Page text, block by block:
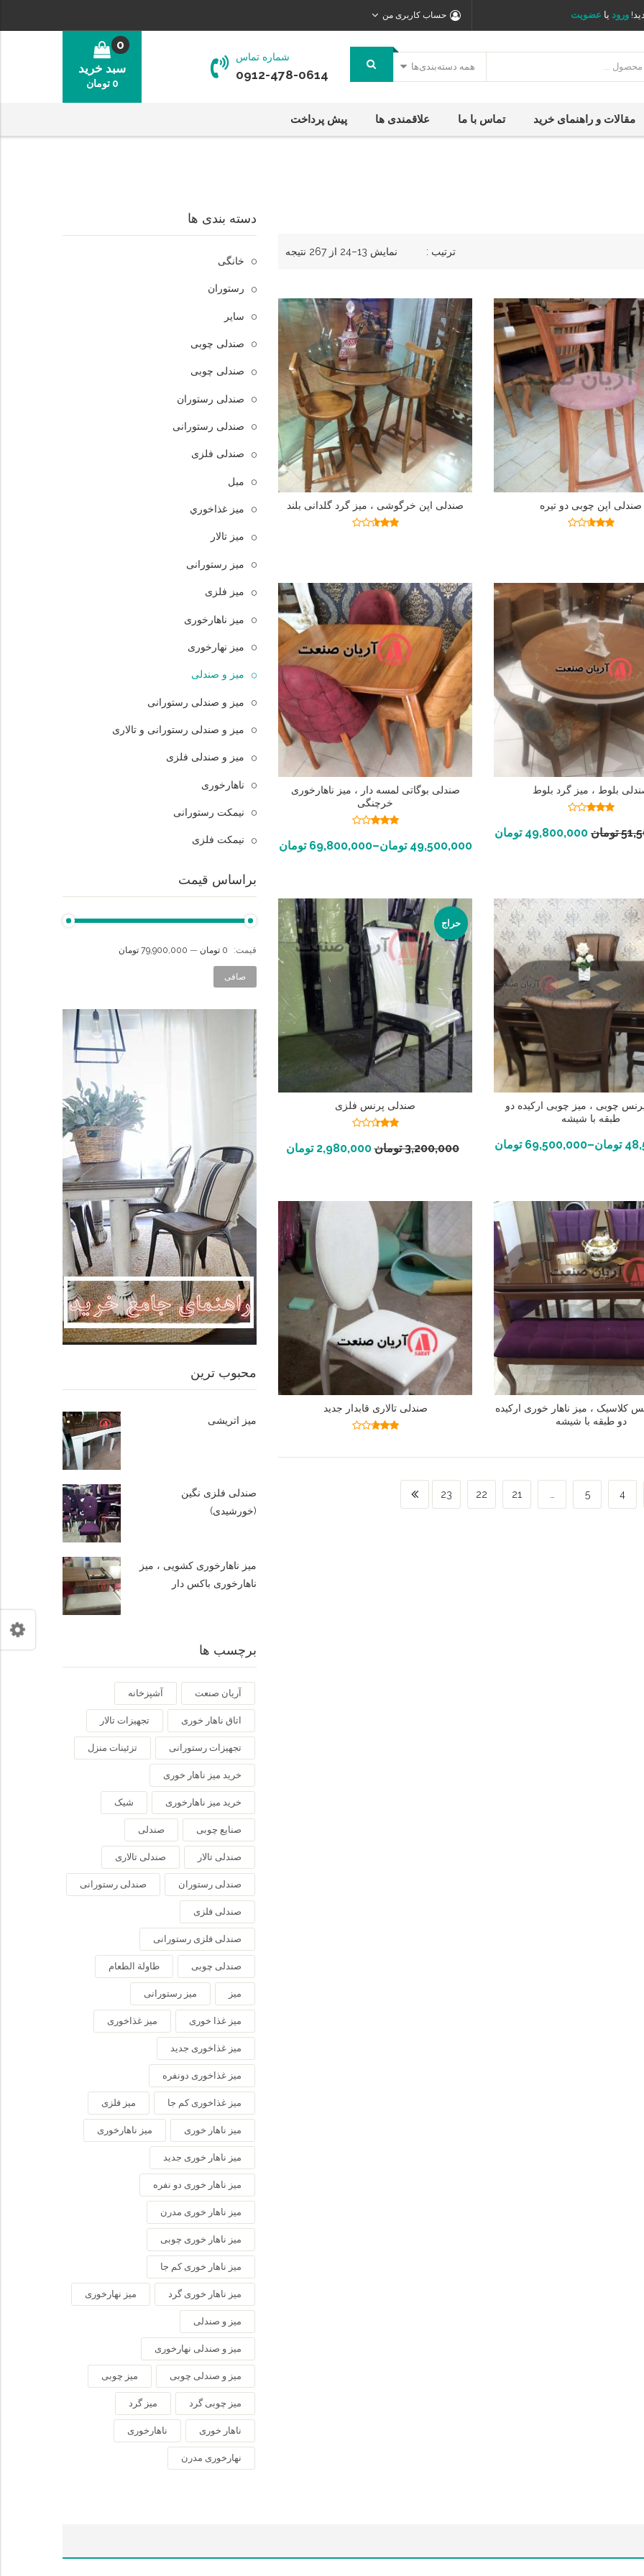
ورود یا عضویت حساب کاربری من
همه دسته‌بندی‌ها
شماره تماس
0912-478-0614 سبد خرید
0
0 تومان
مقالات و راهنمای خرید تماس با ما علاقمندی ها پیش پرداخت
دسته بندی ها
خانگی
رستوران
سایر
صندلی چوبی
صندلی چوبی
صندلی رستوران
صندلی رستورانی
صندلی فلزی
مبل
ميز غذاخوري
میز تالار
میز رستورانی
میز فلزی
میز ناهارخوری
میز نهارخوری
میز و صندلی
میز و صندلی رستورانی
میز و صندلی رستورانی و تالاری
میز و صندلی فلزی
ناهارخوری
نیمکت رستورانی
نیمکت فلزی
براساس قیمت
صافی
قيمت: 0 تومان — 79,900,000 تومان
محبوب ترین
میز اتریشی
صندلی فلزی نگین
(خورشیدی)
میز ناهارخوری کشویی ، میز
ناهارخوری باکس دار
برچسب ها
آریان صنعت آشپزخانه
اتاق ناهار خوری تجهیزات تالار
تجهیزات رستورانی تزئینات منزل
خرید میز ناهار خوری
خرید میز ناهارخوری شیک
صنایع چوبی صندلی
صندلی تالار صندلی تالاری
صندلی رستوران صندلی رستورانی
صندلی فلزی
صندلی فلزی رستورانی
صندلی چوبی طاولة الطعام
میز میز رستورانی
میز غذا خوری میز غذاخوری
میز غذاخوری جدید
میز غذاخوری دونفره
میز غذاخوری کم جا میز فلزی
میز ناهار خوری میز ناهارخوری
میز ناهار خوری جدید
میز ناهار خوری دو نفره
میز ناهار خوری مدرن
میز ناهار خوری چوبی
میز ناهار خوری کم جا
میز ناهار خوری گرد میز نهارخوری
میز و صندلی
میز و صندلی نهارخوری
میز و صندلی چوبی میز چوبی
میز چوبی گرد میز گرد
ناهار خوری ناهارخوری
نهارخوری مدرن
نمایش 13–24 از 267 نتیجه ترتیب :
صندلی اپن چوبی دو تیره
اطلاعات بیشتر
صندلی اپن خرگوشی ، میز گرد گلدانی بلند
اطلاعات بیشتر
بلوط ، میز گرد بلوط
2.82
از 5
تومان 49,800,000 تومان افزودن به سبد خرید
صندلی بوگاتی لمسه دار ، میز ناهارخوری
خرچنگی
2.95
از 5
49,500,000 تومان–
69,800,000 تومان انتخاب گزینه ها
چوبی ، میز چوبی ارکیده دو
طبقه با شیشه
تومان–
69,500,000 تومان انتخاب گزینه ها
حراج
صندلی پرنس فلزی
2.34
از 5
3,200,000 تومان 2,980,000 تومان افزودن به سبد خرید
کلاسیک ، میز ناهار خوری ارکیده
دو طبقه با شیشه
اطلاعات بیشتر
صندلی تالاری قابدار جدید
از 5
اطلاعات بیشتر
4
5
21
22
23